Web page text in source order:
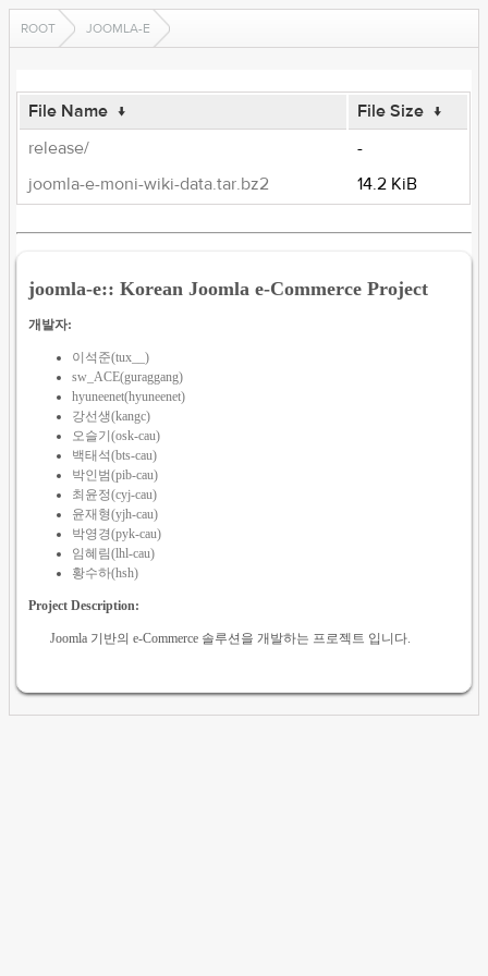
ROOT JOOMLA-E
File Name ↓ File Size ↓
release/
-
joomla-e-moni-wiki-data.tar.bz2
14.2 KiB
joomla-e:: Korean Joomla e-Commerce Project
개발자:
이석준(tux__)
sw_ACE(guraggang)
hyuneenet(hyuneenet)
강선생(kangc)
오슬기(osk-cau)
백태석(bts-cau)
박인범(pib-cau)
최윤정(cyj-cau)
윤재형(yjh-cau)
박영경(pyk-cau)
임혜림(lhl-cau)
황수하(hsh)
Project Description:
Joomla 기반의 e-Commerce 솔루션을 개발하는 프로젝트 입니다.